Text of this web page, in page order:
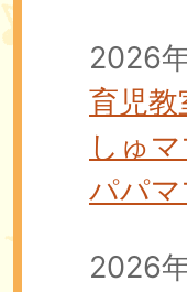
2026
育児
しゅ
パパマ
2026